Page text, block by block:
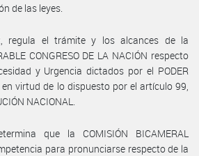
de las leyes.
regula el trámite y los alcances de la
CONGRESO DE LA NACIÓN respecto
y Urgencia dictados por el PODER
en virtud de lo dispuesto por el artículo 99,
NACIONAL.
que la COMISIÓN BICAMERAL
para pronunciarse respecto de la